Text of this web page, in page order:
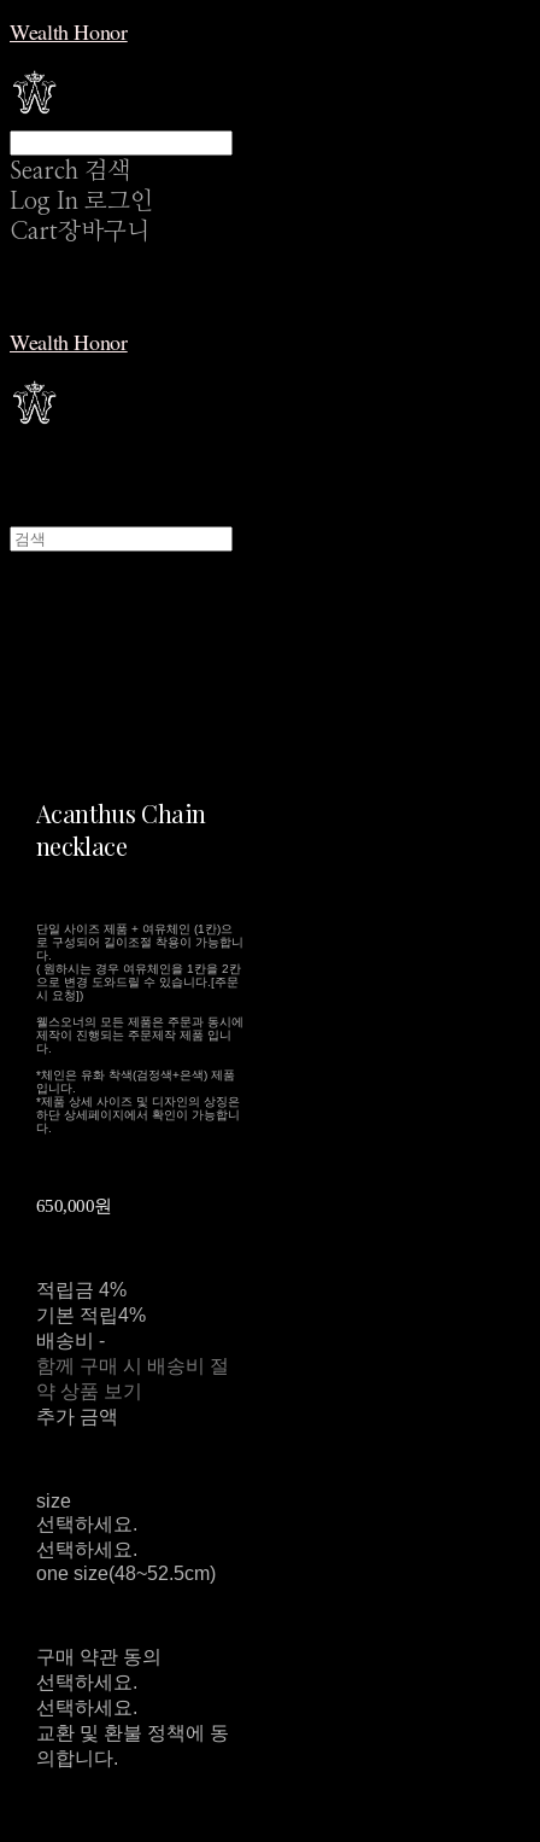
Wealth Honor
Search 검색
Log In 로그인
Cart장바구니
Wealth Honor
Acanthus Chain
necklace
단일 사이즈 제품 + 여유체인 (1칸)으
로 구성되어 길이조절 착용이 가능합니
다.
( 원하시는 경우 여유체인을 1칸을 2칸
으로 변경 도와드릴 수 있습니다.[주문
시 요청])
웰스오너의 모든 제품은 주문과 동시에
제작이 진행되는 주문제작 제품 입니
다.
*체인은 유화 착색(검정색+은색) 제품
입니다.
*제품 상세 사이즈 및 디자인의 상징은
하단 상세페이지에서 확인이 가능합니
다.
650,000원
적립금 4%
기본 적립4%
배송비 -
함께 구매 시 배송비 절
약 상품 보기
추가 금액
size
선택하세요.
선택하세요.
one size(48~52.5cm)
구매 약관 동의
선택하세요.
선택하세요.
교환 및 환불 정책에 동
의합니다.